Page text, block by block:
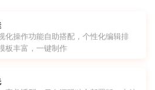
化操作功能自助搭配，个性化编辑排
板丰富，一键制作